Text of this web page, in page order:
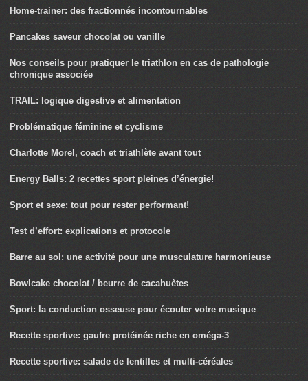
Home-trainer: des fractionnés incontournables
Pancakes saveur chocolat ou vanille
Nos conseils pour pratiquer le triathlon en cas de pathologie
chronique associée
TRAIL: logique digestive et alimentation
Problématique féminine et cyclisme
Charlotte Morel, coach et triathlète avant tout
Energy Balls: 2 recettes sport pleines d’énergie!
Sport et sexe: tout pour rester performant!
Test d’effort: explications et protocole
Barre au sol: une activité pour une musculature harmonieuse
Bowlcake chocolat / beurre de cacahuètes
Sport: la conduction osseuse pour écouter votre musique
Recette sportive: gaufre protéinée riche en oméga-3
Recette sportive: salade de lentilles et multi-céréales